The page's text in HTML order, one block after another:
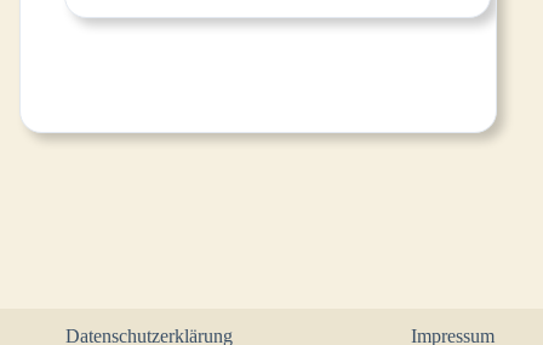
Datenschutzerklärung Impressum